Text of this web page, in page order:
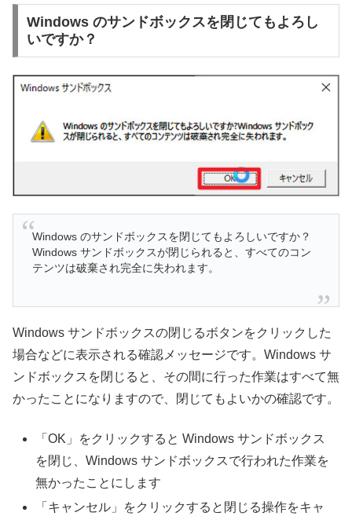
Windows のサンドボックスを閉じてもよろし
いですか？
Windows のサンドボックスを閉じてもよろしいですか？
Windows サンドボックスが閉じられると、すべてのコン
テンツは破棄され完全に失われます。
Windows サンドボックスの閉じるボタンをクリックした
場合などに表示される確認メッセージです。Windows サ
ンドボックスを閉じると、その間に行った作業はすべて無
かったことになりますので、閉じてもよいかの確認です。
「OK」をクリックすると Windows サンドボックス
を閉じ、Windows サンドボックスで行われた作業を
無かったことにします
「キャンセル」をクリックすると閉じる操作をキャ